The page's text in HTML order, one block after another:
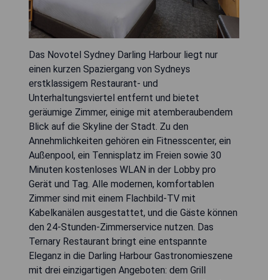
Das Novotel Sydney Darling Harbour liegt nur
einen kurzen Spaziergang von Sydneys
erstklassigem Restaurant- und
Unterhaltungsviertel entfernt und bietet
geräumige Zimmer, einige mit atemberaubendem
Blick auf die Skyline der Stadt. Zu den
Annehmlichkeiten gehören ein Fitnesscenter, ein
Außenpool, ein Tennisplatz im Freien sowie 30
Minuten kostenloses WLAN in der Lobby pro
Gerät und Tag. Alle modernen, komfortablen
Zimmer sind mit einem Flachbild-TV mit
Kabelkanälen ausgestattet, und die Gäste können
den 24-Stunden-Zimmerservice nutzen. Das
Ternary Restaurant bringt eine entspannte
Eleganz in die Darling Harbour Gastronomieszene
mit drei einzigartigen Angeboten: dem Grill